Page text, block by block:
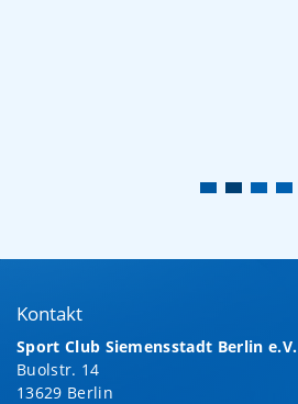
Kontakt
Sport Club Siemensstadt Berlin e.V.
Buolstr. 14
13629 Berlin